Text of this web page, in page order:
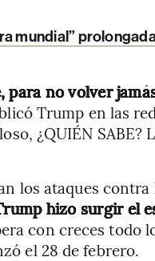
mundial”
para no volver
Trump en las
¿QUIÉN SABE?
los ataques
hizo surgir el
con creces todo
el 28 de febrero.